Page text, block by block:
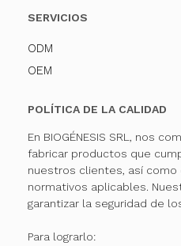
SERVICIOS
ODM
OEM
POLÍTICA DE LA CALIDAD
En BIOGÉNESIS SRL, nos
fabricar productos que
nuestros clientes, así
normativos aplicables.
garantizar la seguridad de
Para lograrlo: